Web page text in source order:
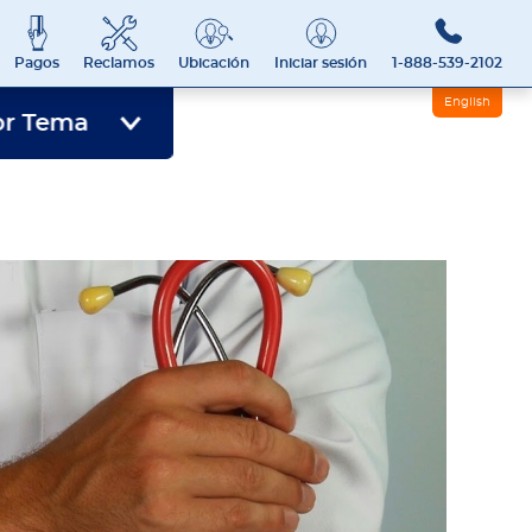
Pagos Reclamos Ubicación Iniciar sesión 1-888-539-2102
English
Tema